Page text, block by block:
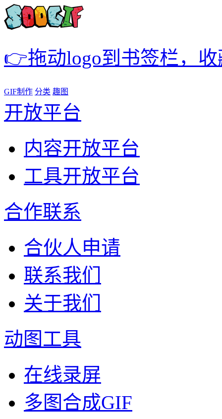
👉拖动logo到书签栏，
GIF制作 分类 趣图
开放平台
内容开放平台
工具开放平台
合作联系
合伙人申请
联系我们
关于我们
动图工具
在线录屏
多图合成GIF